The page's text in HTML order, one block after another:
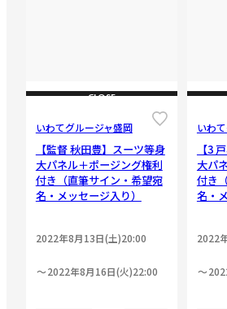
CLOSE
いわてグルージャ盛岡
【監督 秋田豊】スーツ等身
大パネル＋ポージング権利
付き（直筆サイン・希望宛
名・メッセージ入り）
2022年8月13日(土)20:00
2022年8月16日(火)22:00
いわ
【3
大パ
付き
名・
2022